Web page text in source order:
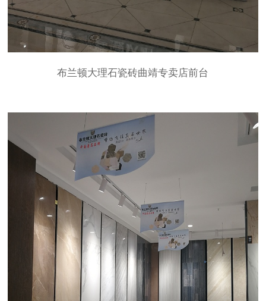
布兰顿大理石瓷砖曲靖专卖店前台